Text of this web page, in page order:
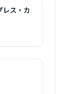
レス・カ